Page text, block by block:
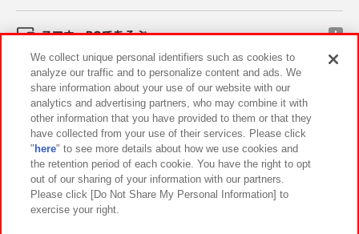
スマホ・PCであそぶ
イベント・キャンペーン
関連会社 サステナビリティ サイトポリシー
プライバシーポリシー ウェブアクセシビリティ方針と検証結果
お取引先さまとともに
We collect unique personal identifiers such as cookies to
analyze our traffic and to personalize content and ads. We
share information about your use of our website with our
analytics and advertising partners, who may combine it with
other information that you have provided to them or that they
have collected from your use of their services. Please click
" here" to see more details about how we use cookies and
the retention period of each cookie. You have the right to opt
out of our sharing of your information with our partners.
Please click [Do Not Share My Personal Information] to
exercise your right.